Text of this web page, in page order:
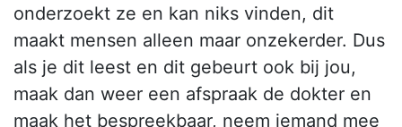
onderzoekt ze en kan niks vinden, dit
maakt mensen alleen maar onzekerder. Dus
als je dit leest en dit gebeurt ook bij jou,
maak dan weer een afspraak de dokter en
maak het bespreekbaar, neem iemand mee